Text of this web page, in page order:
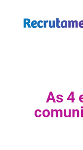
As 4